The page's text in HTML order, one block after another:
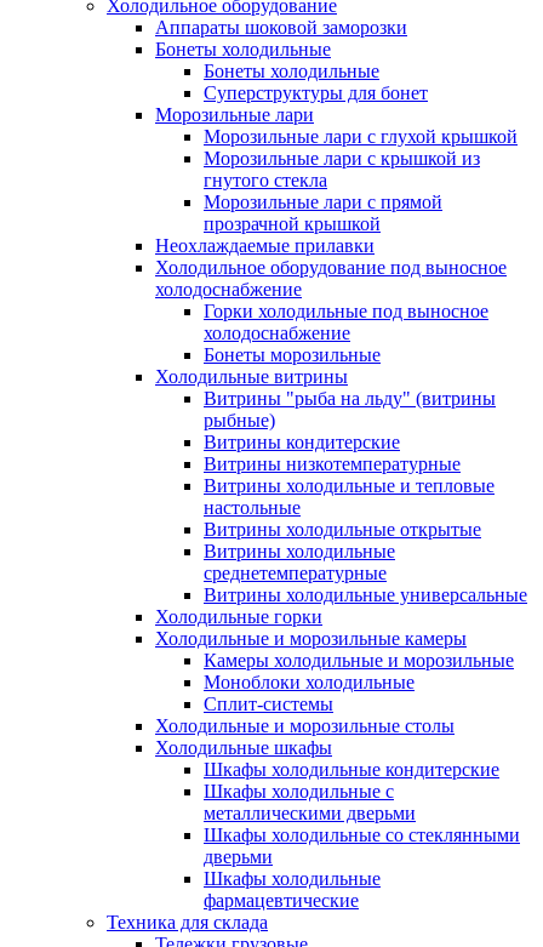
Холодильное оборудование
Аппараты шоковой заморозки
Бонеты холодильные
Бонеты холодильные
Суперструктуры для бонет
Морозильные лари
Морозильные лари с глухой крышкой
Морозильные лари с крышкой из
гнутого стекла
Морозильные лари с прямой
прозрачной крышкой
Неохлаждаемые прилавки
Холодильное оборудование под выносное
холодоснабжение
Горки холодильные под выносное
холодоснабжение
Бонеты морозильные
Холодильные витрины
Витрины "рыба на льду" (витрины
рыбные)
Витрины кондитерские
Витрины низкотемпературные
Витрины холодильные и тепловые
настольные
Витрины холодильные открытые
Витрины холодильные
среднетемпературные
Витрины холодильные универсальные
Холодильные горки
Холодильные и морозильные камеры
Камеры холодильные и морозильные
Моноблоки холодильные
Сплит-системы
Холодильные и морозильные столы
Холодильные шкафы
Шкафы холодильные кондитерские
Шкафы холодильные с
металлическими дверьми
Шкафы холодильные со стеклянными
дверьми
Шкафы холодильные
фармацевтические
Техника для склада